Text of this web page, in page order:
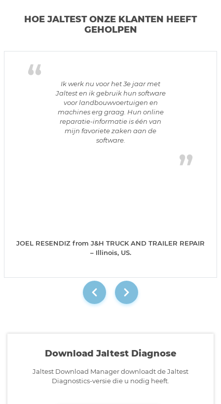
HOE JALTEST ONZE KLANTEN HEEFT
GEHOLPEN
Ik werk nu voor het 3e jaar met
Jaltest en ik gebruik hun software
voor landbouwvoertuigen en
machines erg graag. Hun online
reparatie-informatie is één van
mijn favoriete zaken aan de
software.
JOEL RESENDIZ from J&H TRUCK AND TRAILER REPAIR
– Illinois, US.
Download Jaltest Diagnose
Jaltest Download Manager downloadt de Jaltest
Diagnostics-versie die u nodig heeft.